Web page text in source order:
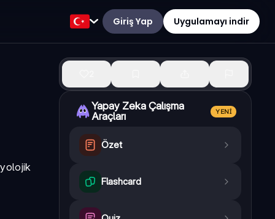
Giriş Yap Uygulamayı indir
Yapay Zeka Çalışma
Araçları
YENI
Özet
Flashcard